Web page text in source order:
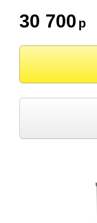
30 700 р